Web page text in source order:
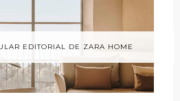
EDITORIAL DE ZARA HOME